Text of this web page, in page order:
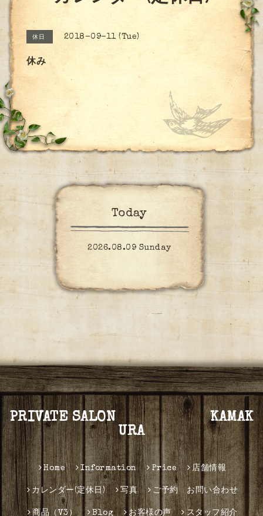
休日 2018-09-11 (Tue)
休み
Today
2026.08.09 Sunday
PRIVATE SALON KAMAK
URA
Home Information Price 店舗情報
カレンダー(定休日) 写真 ご予約 お問い合わせ
商品（V3） Blog お客様の声 スタッフ紹介